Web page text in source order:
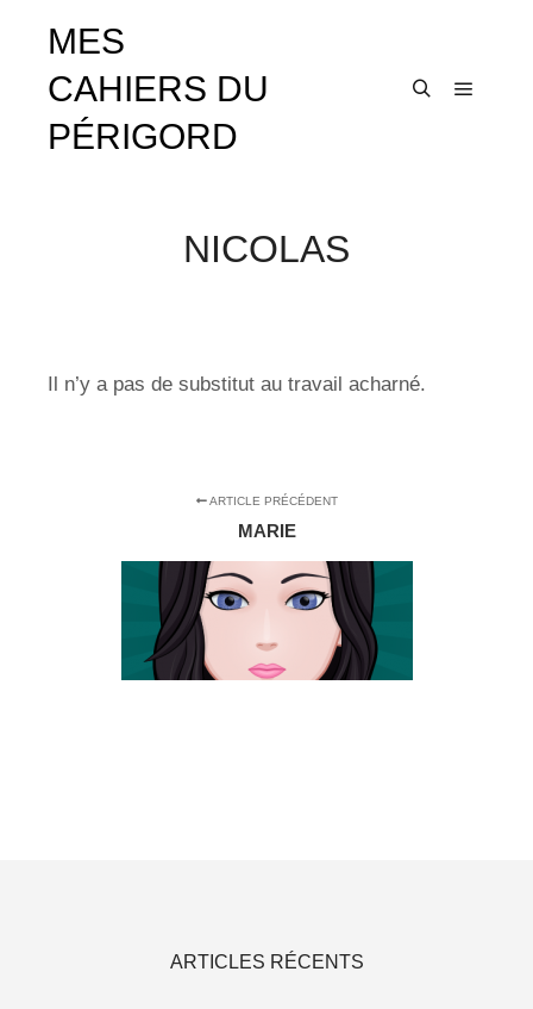
MES
CAHIERS DU
PÉRIGORD
NICOLAS
Il n’y a pas de substitut au travail acharné.
ARTICLE PRÉCÉDENT
MARIE
ARTICLES RÉCENTS